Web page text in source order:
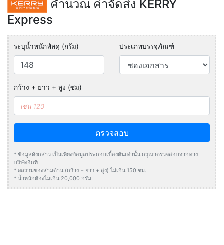
คำนวณ ค่าจัดส่ง KERRY
Express
ระบุน้ำหนักพัสดุ (กรัม) ประเภทบรรจุภัณฑ์
กว้าง + ยาว + สูง (ซม)
ตรวจสอบ
* ข้อมูลดังกล่าว เป็นเพียงข้อมูลประกอบเบื้องต้นเท่านั้น กรุณาตรวจสอบจากทาง
บริษัทอีกที
* ผลรวมของสามด้าน (กว้าง + ยาว + สูง) ไม่เกิน 150 ซม.
* น้ำหนักต้องไมเกิน 20,000 กรัม